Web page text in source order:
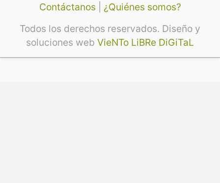
Contáctanos
¿Quiénes somos?
Todos los derechos reservados. Diseño y
soluciones web VieNTo LiBRe DiGiTaL